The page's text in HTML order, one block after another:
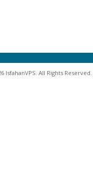
IsfahanVPS. All Rights Reserved.